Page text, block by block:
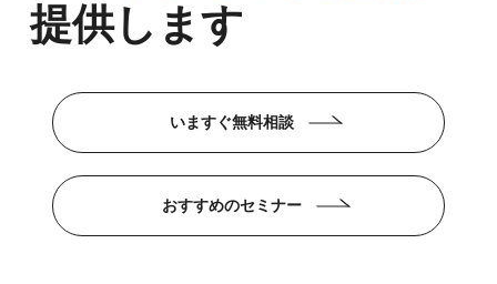
提供します
いますぐ無料相談
おすすめのセミナー